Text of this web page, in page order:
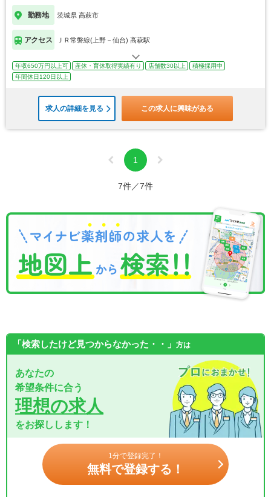
勤務地 茨城県 高萩市
アクセス ＪＲ常磐線(上野－仙台) 高萩駅
年収650万円以上可 産休・育休取得実績有り 店舗数30以上
積極採用中
年間休日120日以上
求人の詳細を見る この求人に興味がある
1
7件／7件
「検索したけど見つからなかった・・」 方は
あなたの
希望条件に合う
理想の求人
をお探しします！
1分で登録完了！
無料で登録する！